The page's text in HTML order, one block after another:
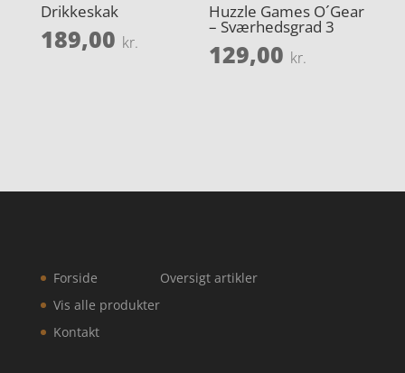
Drikkeskak
189,00 kr.
Huzzle Games O´Gear
– Sværhedsgrad 3
129,00 kr.
Forside
Vis alle produkter
Kontakt
Oversigt artikler